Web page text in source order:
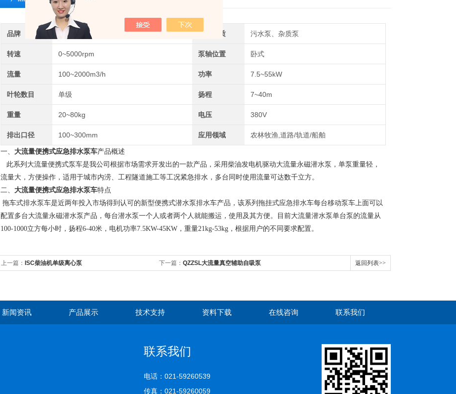
品牌 ZQ/侦权衡器 输送介质 污水泵、杂质泵
转速 0~5000rpm 泵轴位置 卧式
流量 100~2000m3/h 功率 7.5~55kW
叶轮数目 单级 扬程 7~40m
重量 20~80kg 电压 380V
排出口径 100~300mm 应用领域 农林牧渔,道路/轨道/船舶
一、 大流量便携式应急排水泵车产品概述
此系列大流量便携式泵车是我公司根据市场需求开发出的一款产品，采用柴油发电机驱动大流量永磁潜水泵，单泵重量轻，
流量大，方便操作，适用于城市内涝、工程隧道施工等工况紧急排水，多台同时使用流量可达数千立方。
二、 大流量便携式应急排水泵车特点
拖车式排水泵车是近两年投入市场得到认可的新型便携式潜水泵排水车产品，该系列拖挂式应急排水车每台移动泵车上面可以
配置多台大流量永磁潜水泵产品，每台潜水泵一个人或者两个人就能搬运，使用及其方便。目前大流量潜水泵单台泵的流量从
100-1000立方每小时，扬程6-40米，电机功率7.5KW-45KW，重量21kg-53kg，根据用户的不同要求配置。
上一篇： ISC柴油机单级离心泵 下一篇： QZZSL大流量真空辅助自吸泵 返回列表>>
新闻资讯 产品展示 技术支持 资料下载 在线咨询 联系我们
联系我们
电话：021-59260539
传真：021-59260059